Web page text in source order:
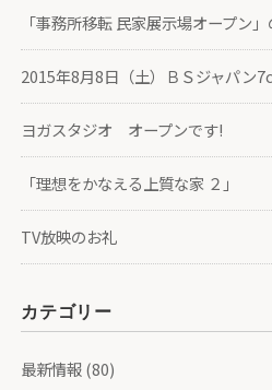
「事務所移転 民家展示場オープン
2015年8月8日（土）ＢＳジャパン
ヨガスタジオ オープンです!
「理想をかなえる上質な家 ２」
TV放映のお礼
カテゴリー
最新情報(80)